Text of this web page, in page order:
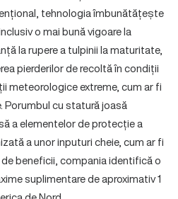
tehnologia îmbunătățește
o mai bună vigoare la
la rupere a tulpinii la maturitate,
pierderilor de recoltă în condiții
meteorologice extreme, cum ar fi
Porumbul cu statură joasă
a elementelor de protecție a
a unor inputuri cheie, cum ar fi
beneficii, compania identifică o
suplimentare de aproximativ 1